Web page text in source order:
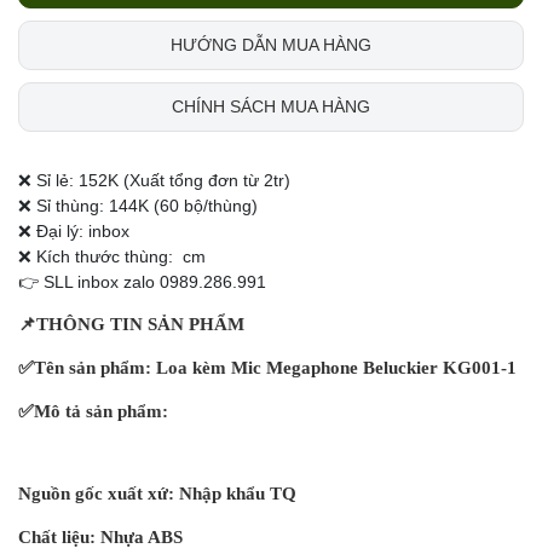
HƯỚNG DẪN MUA HÀNG
CHÍNH SÁCH MUA HÀNG
❌ Sỉ lẻ: 152K (Xuất tổng đơn từ 2tr)
❌ Sỉ thùng: 144K (60 bộ/thùng)
❌ Đại lý: inbox
❌ Kích thước thùng: cm
👉 SLL inbox zalo 0989.286.991
📌THÔNG TIN SẢN PHẨM
✅Tên sản phẩm: Loa kèm Mic Megaphone Beluckier KG001-1
✅Mô tả sản phẩm:
Nguồn gốc xuất xứ: Nhập khẩu TQ
Chất liệu: Nhựa ABS